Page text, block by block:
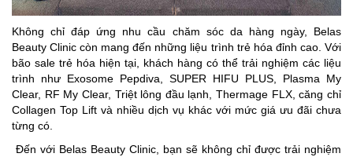
Không chỉ đáp ứng nhu cầu chăm sóc da hàng ngày, Belas
Beauty Clinic còn mang đến những liệu trình trẻ hóa đỉnh cao. Với
bão sale trẻ hóa hiện tại, khách hàng có thể trải nghiệm các liệu
trình như Exosome Pepdiva, SUPER HIFU PLUS, Plasma My
Clear, RF My Clear, Triệt lông đầu lạnh, Thermage FLX, căng chỉ
Collagen Top Lift và nhiều dịch vụ khác với mức giá ưu đãi chưa
từng có.
Đến với Belas Beauty Clinic, bạn sẽ không chỉ được trải nghiệm